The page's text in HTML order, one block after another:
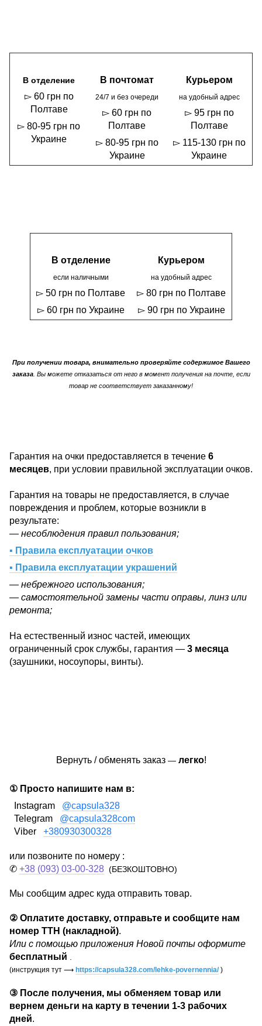
В отделение
▻ 60 грн по
Полтаве
▻ 80-95 грн по
Украине
В почтомат
24/7 и без очереди
▻ 60 грн по
Полтаве
▻ 80-95 грн по
Украине
Курьером
на удобный адрес
▻ 95 грн по
Полтаве
▻ 115-130 грн по
Украине
В отделение
если наличными
▻ 50 грн по Полтаве
▻ 60 грн по Украине
Курьером
на удобный адрес
▻ 80 грн по Полтаве
▻ 90 грн по Украине
При получении товара, внимательно проверяйте содержимое Вашего
заказа. Вы можете отказаться от него в момент получения на почте, если
товар не соответствует заказанному!
Гарантия на очки предоставляется в течение 6
месяцев, при условии правильной эксплуатации очков.
Гарантия на товары не предоставляется, в случае
повреждения и проблем, которые возникли в
результате:
— несоблюдения правил пользования;
▪ Правила експлуатации очков
▪ Правила експлуатации украшений
— небрежного использования;
— самостоятельной замены части оправы, линз или
ремонта;
На естественный износ частей, имеющих
ограниченный срок службы, гарантия — 3 месяца
(заушники, носоупоры, винты).
Вернуть / обменять заказ — легко!
① Просто напишите нам в:
Instagram @capsula328
Telegram @capsula328com
Viber +380930300328
или позвоните по номеру :
✆ +38 (093) 03-00-328 (БЕЗКОШТОВНО)
Мы сообщим адрес куда отправить товар.
② Оплатите доставку, отправьте и сообщите нам
номер ТТН (накладной).
Или с помощью приложения Новой почты оформите
бесплатный
(инструкция тут ⟶ https://capsula328.com/lehke-povernennia/)
③ После получения, мы обменяем товар или
вернем деньги на карту в течении 1-3 рабочих
дней.